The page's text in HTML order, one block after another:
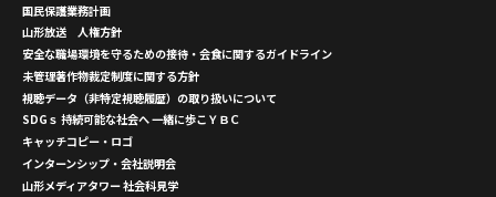
国民保護業務計画
山形放送 人権方針
安全な職場環境を守るための接待・会食に関するガイドライン
未管理著作物裁定制度に関する方針
視聴データ（非特定視聴履歴）の取り扱いについて
SDGｓ 持続可能な社会へ 一緒に歩こＹＢＣ
キャッチコピー・ロゴ
インターンシップ・会社説明会
山形メディアタワー 社会科見学